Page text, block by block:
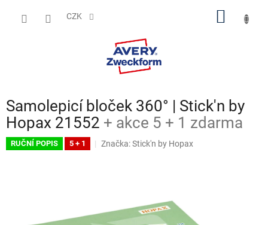
CZK
Samolepicí bloček 360° | Stick'n by
Hopax 21552 + akce 5 + 1 zdarma
RUČNÍ POPIS 5 + 1 Značka:Stick'n by Hopax